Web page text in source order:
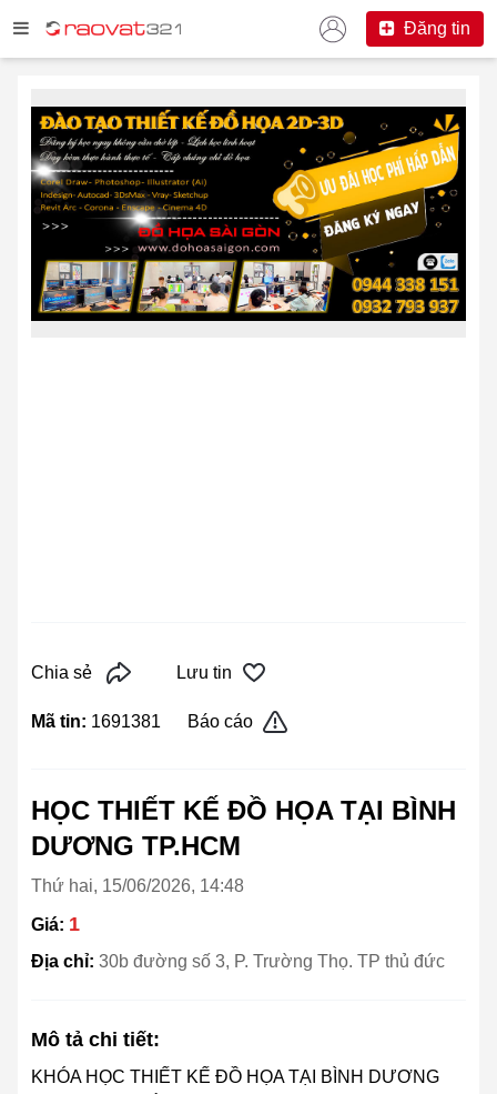
Đăng tin
Chia sẻ Lưu tin
Mã tin: 1691381 Báo cáo
HỌC THIẾT KẾ ĐỒ HỌA TẠI BÌNH
DƯƠNG TP.HCM
Thứ hai, 15/06/2026, 14:48
Giá: 1
Địa chỉ: 30b đường số 3, P. Trường Thọ. TP thủ đức
Mô tả chi tiết:
KHÓA HỌC THIẾT KẾ ĐỒ HỌA TẠI BÌNH DƯƠNG